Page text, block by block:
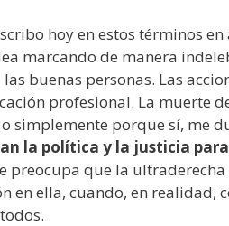
hoy en estos términos
marcando de manera
buenas personas. Las
profesional. La muerte
simplemente porque sí, me
la política y la justicia
preocupa que la
en ella, cuando, en realidad,